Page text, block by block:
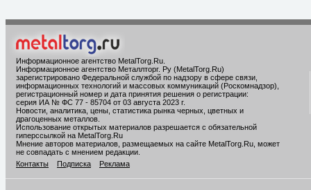
Информационное агентство MetalTorg.Ru
Информационное агентство Металлторг. Ру (MetalTorg.Ru)
зарегистрировано Федеральной службой по надзору в сфере связи,
информационных технологий и массовых коммуникаций (Роскомнадзор),
регистрационный номер и дата принятия решения о регистрации:
серия ИА № ФС 77 - 85704 от 03 августа 2023 г.
Новости, аналитика, цены, статистика рынка черных, цветных и
драгоценных металлов.
Использование открытых материалов разрешается с обязательной
гиперссылкой на MetalTorg.Ru
Мнение авторов материалов, размещаемых на сайте MetalTorg.Ru, может
не совпадать с мнением редакции.
Контакты
Подписка Реклама